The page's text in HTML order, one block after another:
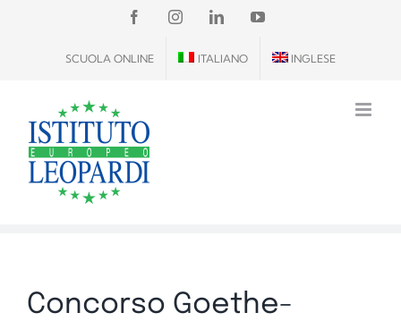
contenuto
FACEBOOKINSTAGRAM
LINKEDINYOUTUBE
SCUOLA ONLINE ITALIANO INGLESE
Concorso Goethe-